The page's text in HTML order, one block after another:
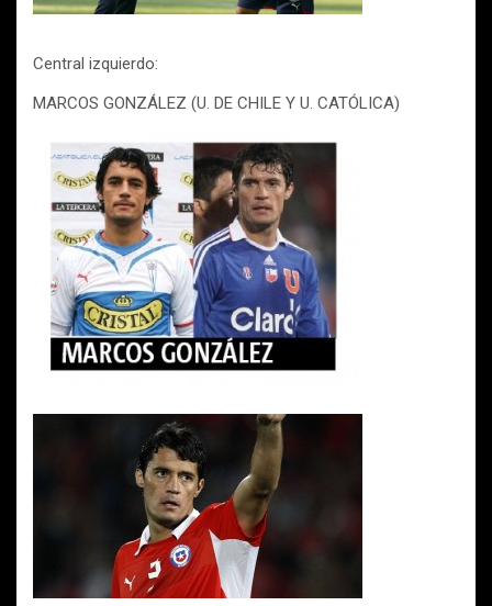
Central izquierdo:
MARCOS GONZÁLEZ (U. DE CHILE Y U. CATÓLICA)